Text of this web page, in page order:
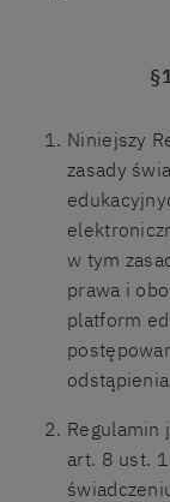
Niniejszy
zasady
w tym
prawa i
platform
Regulamin
art. 8 ust.